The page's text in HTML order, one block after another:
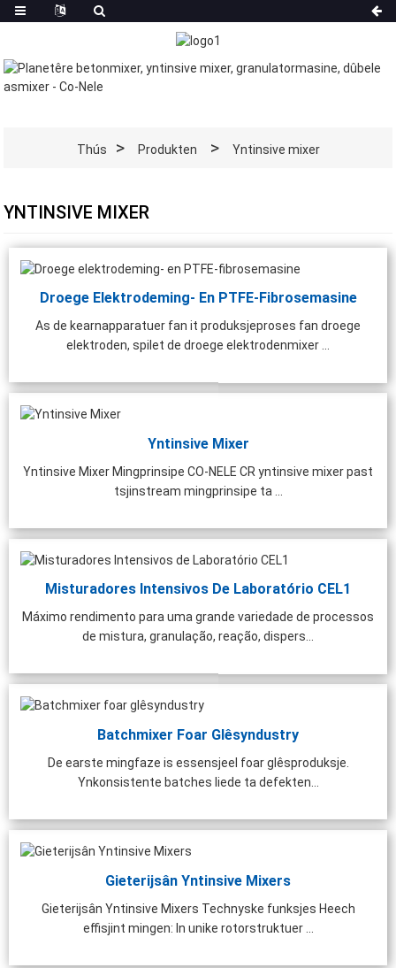
Thús Produkten Yntinsive mixer
YNTINSIVE MIXER
Droege Elektrodeming- En PTFE-Fibrosemasine
As de kearnapparatuer fan it produksjeproses fan droege
elektroden, spilet de droege elektrodenmixer ...
Yntinsive Mixer
Yntinsive Mixer Mingprinsipe CO-NELE CR yntinsive mixer past
tsjinstream mingprinsipe ta ...
Misturadores Intensivos De Laboratório CEL1
Máximo rendimento para uma grande variedade de processos
de mistura, granulação, reação, dispers...
Batchmixer Foar Glêsyndustry
De earste mingfaze is essensjeel foar glêsproduksje.
Ynkonsistente batches liede ta defekten...
Gieterijsân Yntinsive Mixers
Gieterijsân Yntinsive Mixers Technyske funksjes Heech
effisjint mingen: In unike rotorstruktuer ...